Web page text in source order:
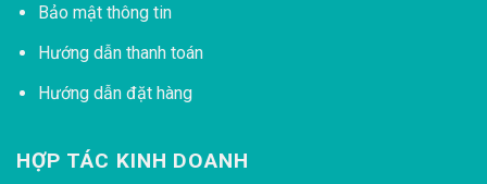
Bảo mật thông tin
Hướng dẫn thanh toán
Hướng dẫn đặt hàng
HỢP TÁC KINH DOANH